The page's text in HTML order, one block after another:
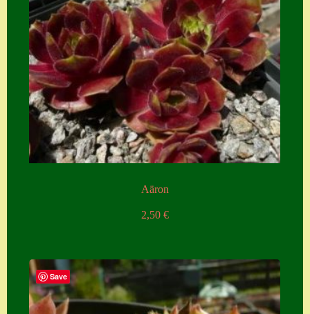
Aäron
2,50 €
Save